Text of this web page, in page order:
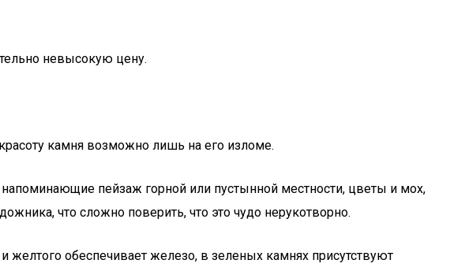
невысокую цену.
камня возможно лишь на его изломе.
пейзаж горной или пустынной местности, цветы и мох,
что сложно поверить, что это чудо нерукотворно.
желтого обеспечивает железо, в зеленых камнях присутствуют